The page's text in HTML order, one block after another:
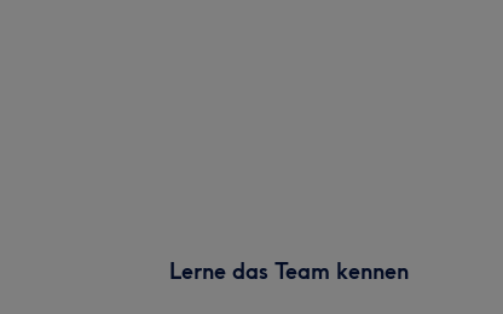
Lerne das Team kennen